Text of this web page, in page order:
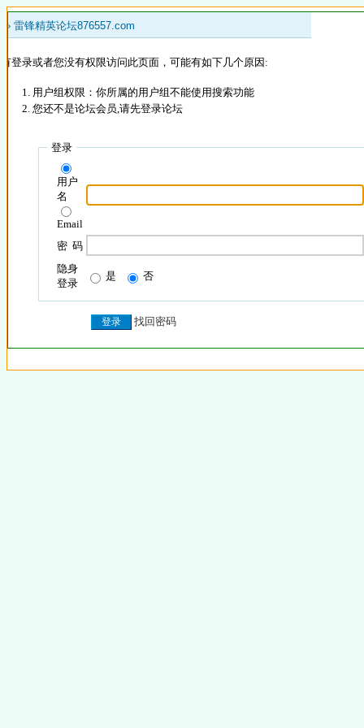
» 雷锋精英论坛876557.com
登录或者您没有权限访问此页面，可能有如下几个原因:
用户组权限：你所属的用户组不能使用搜索功能
您还不是论坛会员,请先登录论坛
登录
用户
名
Email
密 码
隐身
登录
是 否
找回密码